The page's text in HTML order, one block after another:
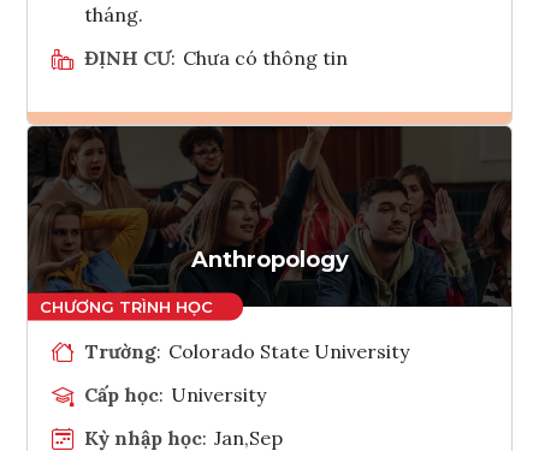
tháng.
ĐỊNH CƯ: Chưa có thông tin
Ghi danh
Tham vấn Interlink
Anthropology
Trường: Colorado State University
Cấp học: University
Kỳ nhập học: Jan,Sep